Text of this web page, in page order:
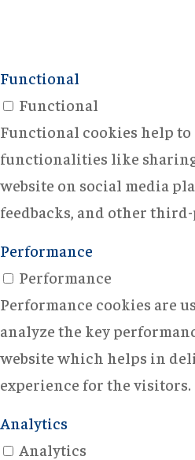
Functional
Functional
Functional cookies help
functionalities like
website on social media
feedbacks, and other
Performance
Performance
Performance cookies are
analyze the key
website which helps in
experience for the visitors.
Analytics
Analytics